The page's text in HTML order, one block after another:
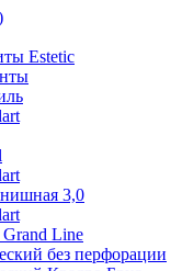
Estetic
3,0
Line
без перфорации